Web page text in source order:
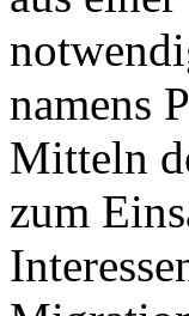
namens
Mitteln
zum